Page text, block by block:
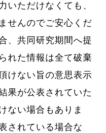
いただけなくても、
せんのでご安心くだ
、共同研究期間へ提
れた情報は全て破棄
けない旨の意思表示
果が公表されていた
ない場合もありま
されている場合な